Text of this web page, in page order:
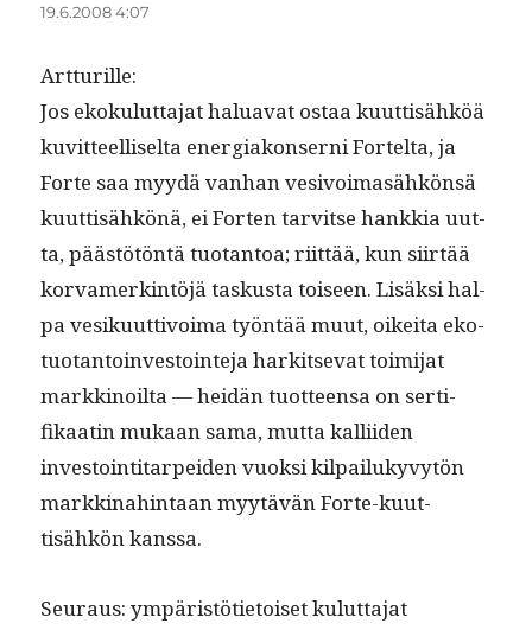
19.6.2008 4:07
Art­turille:
Jos ekoku­lut­ta­jat halu­a­vat ostaa kuut­tisähköä
kuvit­teel­liselta ener­giakon­serni Fortelta, ja
Forte saa myy­dä van­han vesivoimasähkön­sä
kuut­tisähkönä, ei Forten tarvitse han­kkia uut­
ta, päästötön­tä tuotan­toa; riit­tää, kun siirtää
kor­vamerk­in­töjä taskus­ta toiseen. Lisäk­si hal­
pa vesiku­ut­tivoima työn­tää muut, oikei­ta eko­
tuotan­toin­vestoin­te­ja hark­it­se­vat toim­i­jat
markki­noil­ta — hei­dän tuot­teen­sa on ser­ti­
fikaatin mukaan sama, mut­ta kalli­iden
investoin­ti­tarpei­den vuok­si kil­pailukyvytön
markki­nahin­taan myytävän Forte-kuut­
tisähkön kanssa.
Seu­raus: ympäristöti­etoiset kulut­ta­jat